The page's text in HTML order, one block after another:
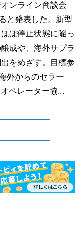
ンライン商談会
と発表した。新型
ぼ停止状態に陥っ
成や、海外サプラ
をめざす。目標参
外からのセラー
ペレーター協...